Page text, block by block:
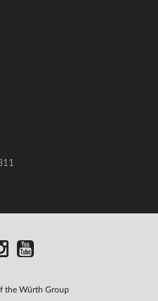
the Würth Group